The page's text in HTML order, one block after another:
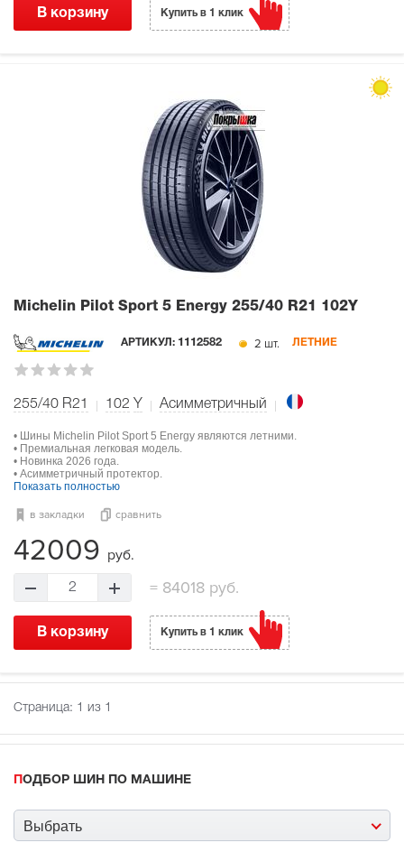
В корзину Купить в 1 клик
Michelin Pilot Sport 5 Energy 255/40 R21 102Y
АРТИКУЛ: 1112582 2 шт. ЛЕТНИЕ
255/40 R21 102 Y Асимметричный
• Шины Michelin Pilot Sport 5 Energy являются летними.
• Премиальная легковая модель.
• Новинка 2026 года.
• Асимметричный протектор.
Показать полностью
в закладки сравнить
42009 руб.
2 = 84018 руб.
В корзину Купить в 1 клик
Страница: 1 из 1
ПОДБОР ШИН ПО МАШИНЕ
Выбрать